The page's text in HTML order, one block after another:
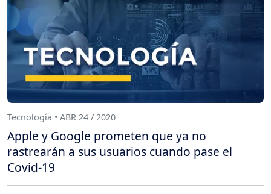
Tecnología • ABR 24 / 2020
Apple y Google prometen que ya no
rastrearán a sus usuarios cuando pase el
Covid-19